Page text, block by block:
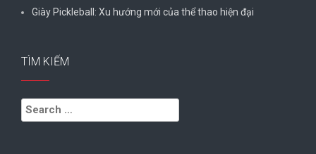
Giày Pickleball: Xu hướng mới của thể thao hiện đại
TÌM KIẾM
Search
for: